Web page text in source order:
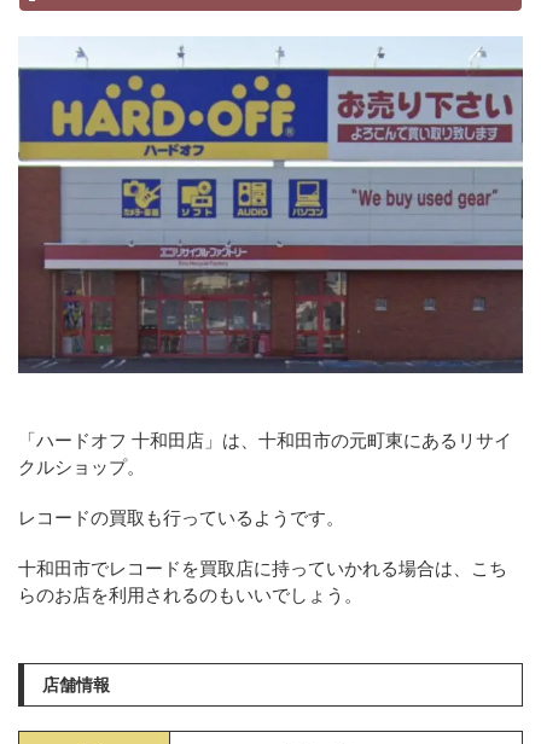
「ハードオフ 十和田店」は、十和田市の元町東にあるリサイ
クルショップ。
レコードの買取も行っているようです。
十和田市でレコードを買取店に持っていかれる場合は、こち
らのお店を利用されるのもいいでしょう。
店舗情報